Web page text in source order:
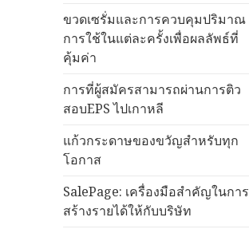
ขวดเซรั่มและการควบคุมปริมาณ
การใช้ในแต่ละครั้งเพื่อผลลัพธ์ที่
คุ้มค่า
การที่ผู้สมัครสามารถผ่านการติว
สอบEPS ไปเกาหลี
แก้วกระดาษของขวัญสำหรับทุก
โอกาส
SalePage: เครื่องมือสำคัญในการ
สร้างรายได้ให้กับบริษัท